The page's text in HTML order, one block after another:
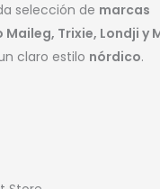
selección de marcas
Trixie, Londji y
claro estilo nórdico.